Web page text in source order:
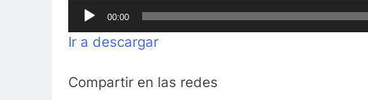
Reproductor
de
audio
00:00
Ir a descargar
Compartir en las redes